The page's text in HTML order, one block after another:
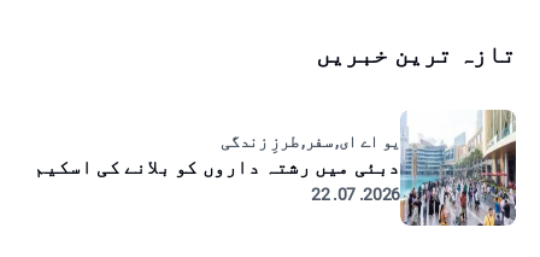
تازہ ترین خبریں
یو اے ای, سفر, طرزِ زندگی
دبئی میں رشتہ داروں کو بلانے کی اسکیم
2026. 07. 22